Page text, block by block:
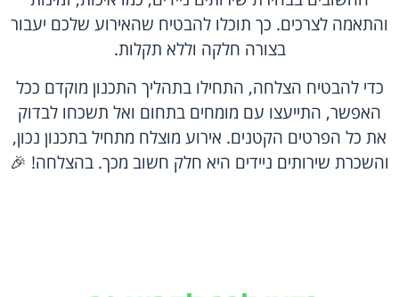
והתאמה לצרכים. כך תוכלו להבטיח שהאירוע שלכם יעבור
בצורה חלקה וללא תקלות.
כדי להבטיח הצלחה, התחילו בתהליך התכנון מוקדם ככל
האפשר, התייעצו עם מומחים בתחום ואל תשכחו לבדוק
את כל הפרטים הקטנים. אירוע מוצלח מתחיל בתכנון נכון,
והשכרת שירותים ניידים היא חלק חשוב מכך. בהצלחה! 🎉